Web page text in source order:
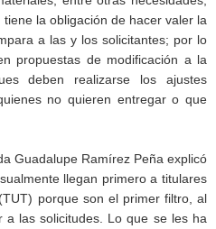
la obligación de hacer valer la
a las y los solicitantes; por lo
propuestas de modificación a la
deben realizarse los ajustes
no quieren entregar o que
Guadalupe Ramírez Peña explicó
llegan primero a titulares
porque son el primer filtro, al
a las solicitudes. Lo que se les ha